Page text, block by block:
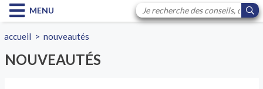
MENU
accueil >nouveautés
NOUVEAUTÉS